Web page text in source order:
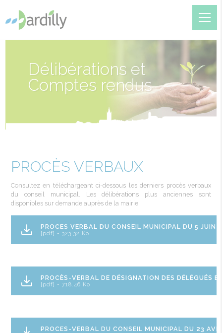
Délibérations et
Comptes rendus
PROCÈS VERBAUX
Consultez en téléchargeant ci-dessous les derniers procès verbaux
du conseil municipal. Les délibérations plus anciennes sont
disponibles sur demande auprès de la mairie.
PROCES VERBAL DU CONSEIL MUNICIPAL DU 5 JUIN
[pdf] - 323.32 Ko
PROCÈS-VERBAL DE DÉSIGNATION DES DÉLÉGUÉS
[pdf] - 718.46 Ko
PROCES-VERBAL DU CONSEIL MUNICIPAL DU 23